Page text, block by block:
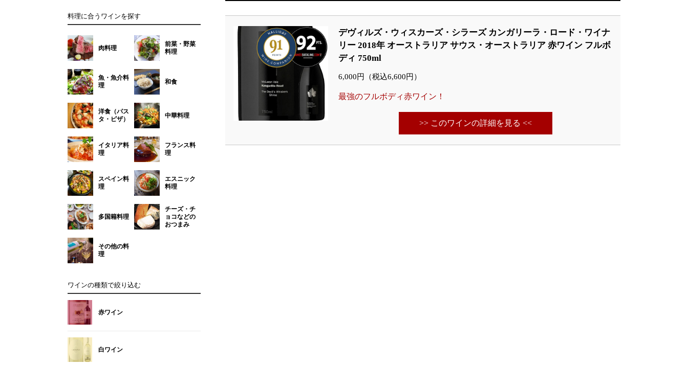
料理に合うワインを探す
肉料理
前菜・野菜
料理
魚・魚介料
理
和食
洋食（パス
タ・ピザ）
中華料理
イタリア料
理
フランス料
理
スペイン料
理
エスニック
料理
多国籍料理
チーズ・チ
ョコなどの
おつまみ
その他の料
理
ワインの種類で絞り込む
赤ワイン
白ワイン
デヴィルズ・ウィスカーズ・シラーズ カンガリーラ・ロード・ワイナ
リー 2018年 オーストラリア サウス・オーストラリア 赤ワイン フルボ
ディ 750ml
6,000円（税込6,600円）
最強のフルボディ赤ワイン！
>> このワインの詳細を見る <<